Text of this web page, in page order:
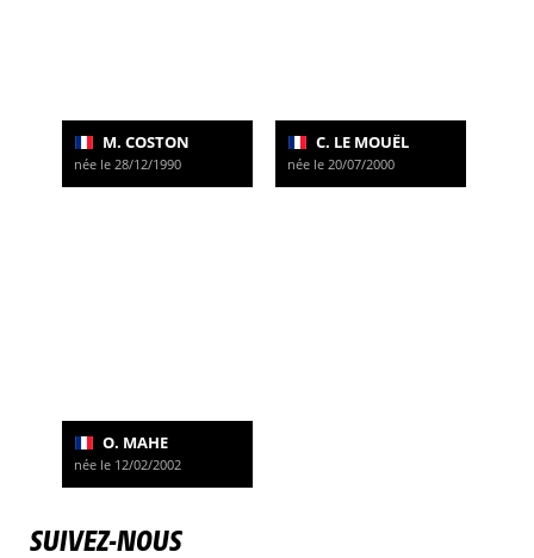
M. COSTON
née le 28/12/1990
C. LE MOUËL
née le 20/07/2000
O. MAHE
née le 12/02/2002
SUIVEZ-NOUS